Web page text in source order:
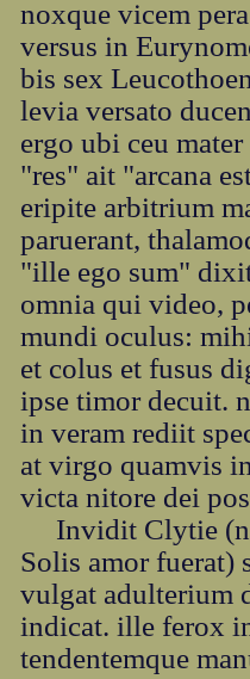
noxque vicem
versus in
bis sex
levia versato
ergo ubi ceu
"res" ait "arcana
eripite arbitrium
paruerant,
"ille ego sum"
omnia qui video,
mundi oculus:
et colus et fusus
ipse timor decuit.
in veram rediit
at virgo quamvis
victa nitore dei
Invidit Clytie
Solis amor fuerat)
vulgat adulterium
indicat. ille ferox
tendentemque